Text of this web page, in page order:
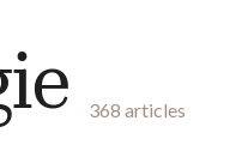
368 articles